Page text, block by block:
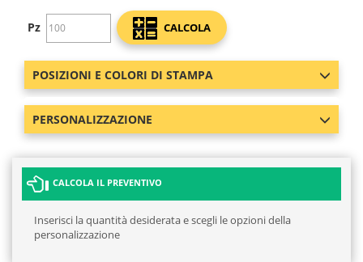
Pz CALCOLA
POSIZIONI E COLORI DI STAMPA
PERSONALIZZAZIONE
CALCOLA IL PREVENTIVO
Inserisci la quantità desiderata e scegli le opzioni della
personalizzazione